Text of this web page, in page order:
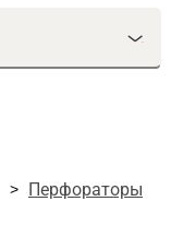
Перфораторы